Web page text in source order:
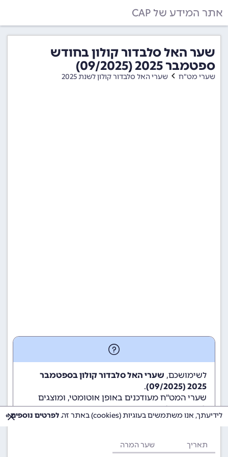
אתר המידע של CAP
שער האל סלבדור קולון בחודש
ספטמבר 2025 (09/2025)
שערי מט"ח שערי האל סלבדור קולון לשנת 2025
לשימושכם, שערי האל סלבדור קולון בספטמבר
2025 (09/2025)
.
שערי המט"ח מעודכנים באופן אוטומטי, ומוצגים
לשימוש גולשי ומשתמשי האתר.
תאריך שער המרה
לידיעתך, אנו משתמשים בעוגיות (cookies) באתר זה. לפרטים נוספים »